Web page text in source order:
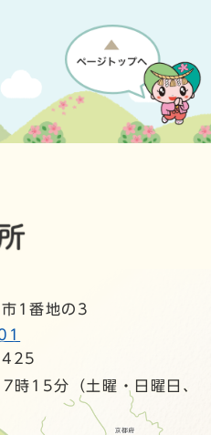
1番地の3
時15分（土曜・日曜日、